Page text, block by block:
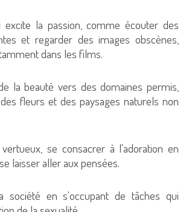
la passion, comme écouter des
et regarder des images obscènes,
dans les films.
la beauté vers des domaines permis,
fleurs et des paysages naturels non
se consacrer à l'adoration en
laisser aller aux pensées.
société en s'occupant de tâches qui